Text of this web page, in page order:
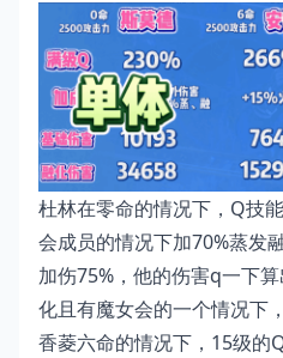
杜林在零命的情况下，Q技
会成员的情况下加70%蒸发
加伤75%，他的伤害q一下
化且有魔女会的一个情况下
香菱六命的情况下，15级的